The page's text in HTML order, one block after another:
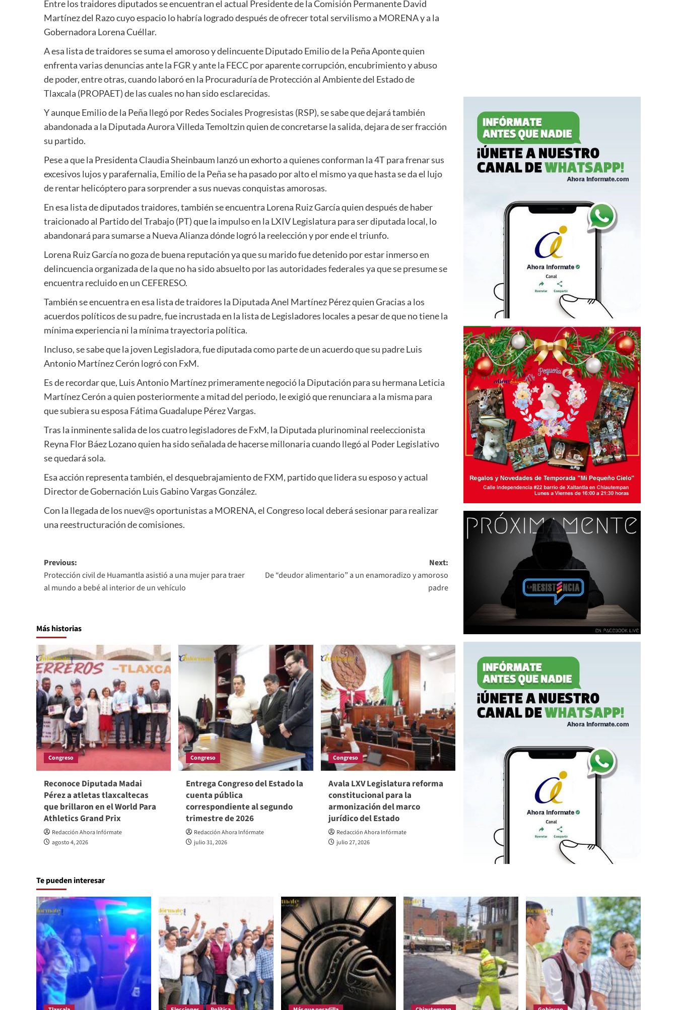
Entre los traidores diputados se encuentran el actual Presidente de la Comisión Permanente David
Martínez del Razo cuyo espacio lo habría logrado después de ofrecer total servilismo a MORENA y a la
Gobernadora Lorena Cuéllar.
A esa lista de traidores se suma el amoroso y delincuente Diputado Emilio de la Peña Aponte quien
enfrenta varias denuncias ante la FGR y ante la FECC por aparente corrupción, encubrimiento y abuso
de poder, entre otras, cuando laboró en la Procuraduría de Protección al Ambiente del Estado de
Tlaxcala (PROPAET) de las cuales no han sido esclarecidas.
Y aunque Emilio de la Peña llegó por Redes Sociales Progresistas (RSP), se sabe que dejará también
abandonada a la Diputada Aurora Villeda Temoltzin quien de concretarse la salida, dejara de ser fracción
su partido.
Pese a que la Presidenta Claudia Sheinbaum lanzó un exhorto a quienes conforman la 4T para frenar sus
excesivos lujos y parafernalia, Emilio de la Peña se ha pasado por alto el mismo ya que hasta se da el lujo
de rentar helicóptero para sorprender a sus nuevas conquistas amorosas.
En esa lista de diputados traidores, también se encuentra Lorena Ruiz García quien después de haber
traicionado al Partido del Trabajo (PT) que la impulso en la LXIV Legislatura para ser diputada local, lo
abandonará para sumarse a Nueva Alianza dónde logró la reelección y por ende el triunfo.
Lorena Ruiz García no goza de buena reputación ya que su marido fue detenido por estar inmerso en
delincuencia organizada de la que no ha sido absuelto por las autoridades federales ya que se presume se
encuentra recluido en un CEFERESO.
También se encuentra en esa lista de traidores la Diputada Anel Martínez Pérez quien Gracias a los
acuerdos políticos de su padre, fue incrustada en la lista de Legisladores locales a pesar de que no tiene la
mínima experiencia ni la mínima trayectoria política.
Incluso, se sabe que la joven Legisladora, fue diputada como parte de un acuerdo que su padre Luis
Antonio Martínez Cerón logró con FxM.
Es de recordar que, Luis Antonio Martínez primeramente negoció la Diputación para su hermana Leticia
Martínez Cerón a quien posteriormente a mitad del periodo, le exigió que renunciara a la misma para
que subiera su esposa Fátima Guadalupe Pérez Vargas.
Tras la inminente salida de los cuatro legisladores de FxM, la Diputada plurinominal reeleccionista
Reyna Flor Báez Lozano quien ha sido señalada de hacerse millonaria cuando llegó al Poder Legislativo
se quedará sola.
Esa acción representa también, el desquebrajamiento de FXM, partido que lidera su esposo y actual
Director de Gobernación Luis Gabino Vargas González.
Con la llegada de los nuev@s oportunistas a MORENA, el Congreso local deberá sesionar para realizar
una reestructuración de comisiones.
Post
navigation
Previous:
Protección civil de Huamantla asistió a una mujer para traer
al mundo a bebé al interior de un vehículo
Next:
De “deudor alimentario” a un enamoradizo y amoroso
padre
Más historias
Congreso
Reconoce Diputada Madai
Pérez a atletas tlaxcaltecas
que brillaron en el World Para
Athletics Grand Prix
Redacción Ahora Infórmate
agosto 4, 2026
Congreso
Entrega Congreso del Estado la
cuenta pública
correspondiente al segundo
trimestre de 2026
Redacción Ahora Infórmate
julio 31, 2026
Congreso
Avala LXV Legislatura reforma
constitucional para la
armonización del marco
jurídico del Estado
Redacción Ahora Infórmate
julio 27, 2026
Te pueden interesar